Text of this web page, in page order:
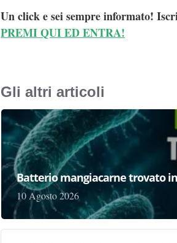
Un click e sei sempre informato!
PREMI QUI ED ENTRA!
Gli altri articoli
Batterio mangiacarne trovato
10 Agosto 2026